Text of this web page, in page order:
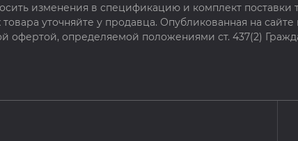
изменения в спецификацию и комплект поставки
уточняйте у продавца. Опубликованная на
офертой, определяемой положениями ст. 437(2)